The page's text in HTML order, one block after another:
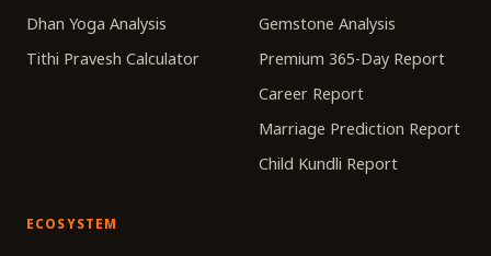
Dhan Yoga Analysis
Tithi Pravesh Calculator
Gemstone Analysis
Premium 365-Day Report
Career Report
Marriage Prediction Report
Child Kundli Report
ECOSYSTEM